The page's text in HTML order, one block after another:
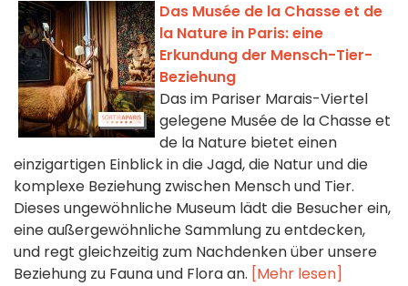
Das Musée de la Chasse et de
la Nature in Paris: eine
Erkundung der Mensch-Tier-
Beziehung
Das im Pariser Marais-Viertel
gelegene Musée de la Chasse et
de la Nature bietet einen
einzigartigen Einblick in die Jagd, die Natur und die
komplexe Beziehung zwischen Mensch und Tier.
Dieses ungewöhnliche Museum lädt die Besucher ein,
eine außergewöhnliche Sammlung zu entdecken,
und regt gleichzeitig zum Nachdenken über unsere
Beziehung zu Fauna und Flora an. [Mehr lesen]